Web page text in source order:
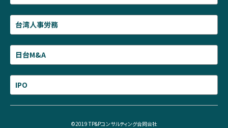
台湾人事労務
日台M&A
IPO
©2019 TP&Pコンサルティング合同会社